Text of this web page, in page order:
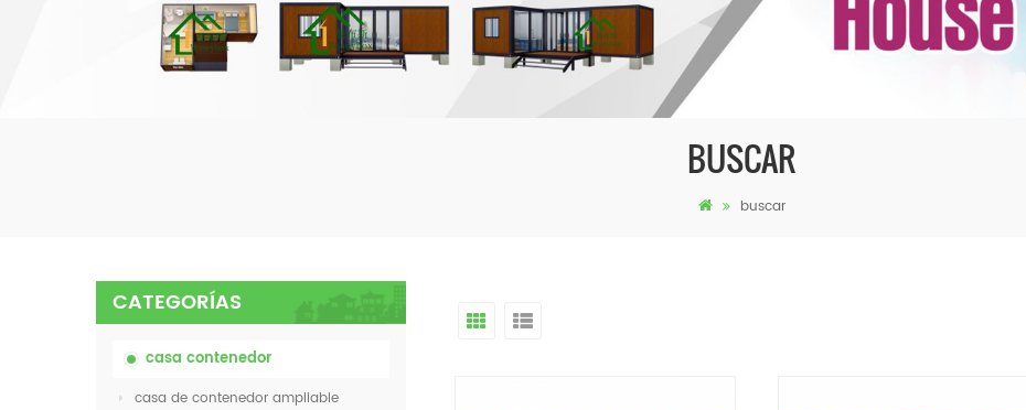
BUSCAR
buscar
CATEGORÍAS
casa contenedor
casa de contenedor ampliable